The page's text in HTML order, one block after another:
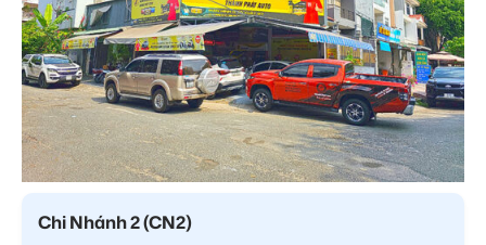
Chi Nhánh 2 (CN2)